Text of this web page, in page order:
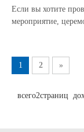
Если вы хотите
мероприятие,
1 2 »
всего2страниц